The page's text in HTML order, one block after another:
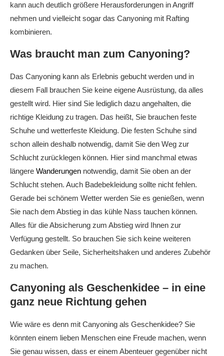
kann auch deutlich größere Herausforderungen in Angriff
nehmen und vielleicht sogar das Canyoning mit Rafting
kombinieren.
Was braucht man zum Canyoning?
Das Canyoning kann als Erlebnis gebucht werden und in
diesem Fall brauchen Sie keine eigene Ausrüstung, da alles
gestellt wird. Hier sind Sie lediglich dazu angehalten, die
richtige Kleidung zu tragen. Das heißt, Sie brauchen feste
Schuhe und wetterfeste Kleidung. Die festen Schuhe sind
schon allein deshalb notwendig, damit Sie den Weg zur
Schlucht zurücklegen können. Hier sind manchmal etwas
längere Wanderungen notwendig, damit Sie oben an der
Schlucht stehen. Auch Badebekleidung sollte nicht fehlen.
Gerade bei schönem Wetter werden Sie es genießen, wenn
Sie nach dem Abstieg in das kühle Nass tauchen können.
Alles für die Absicherung zum Abstieg wird Ihnen zur
Verfügung gestellt. So brauchen Sie sich keine weiteren
Gedanken über Seile, Sicherheitshaken und anderes Zubehör
zu machen.
Canyoning als Geschenkidee – in eine
ganz neue Richtung gehen
Wie wäre es denn mit Canyoning als Geschenkidee? Sie
könnten einem lieben Menschen eine Freude machen, wenn
Sie genau wissen, dass er einem Abenteuer gegenüber nicht